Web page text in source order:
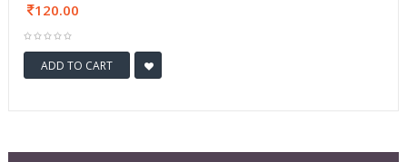
120.00
ADD TO CART